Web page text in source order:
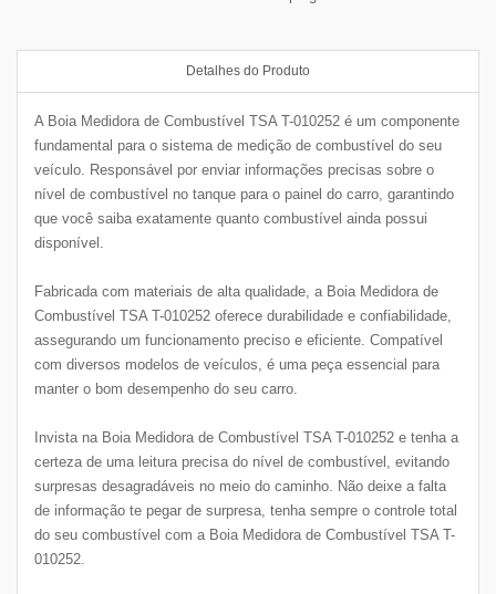
Detalhes do Produto
A Boia Medidora de Combustível TSA T-010252 é um componente
fundamental para o sistema de medição de combustível do seu
veículo. Responsável por enviar informações precisas sobre o
nível de combustível no tanque para o painel do carro, garantindo
que você saiba exatamente quanto combustível ainda possui
disponível.
Fabricada com materiais de alta qualidade, a Boia Medidora de
Combustível TSA T-010252 oferece durabilidade e confiabilidade,
assegurando um funcionamento preciso e eficiente. Compatível
com diversos modelos de veículos, é uma peça essencial para
manter o bom desempenho do seu carro.
Invista na Boia Medidora de Combustível TSA T-010252 e tenha a
certeza de uma leitura precisa do nível de combustível, evitando
surpresas desagradáveis no meio do caminho. Não deixe a falta
de informação te pegar de surpresa, tenha sempre o controle total
do seu combustível com a Boia Medidora de Combustível TSA T-
010252.